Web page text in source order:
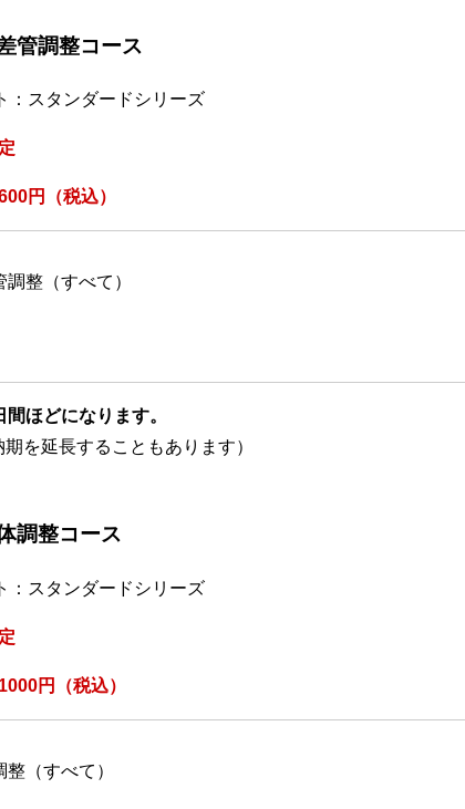
管調整コース
：スタンダードシリーズ
円（税込）
整（すべて）
ほどになります。
期を延長することもあります）
調整コース
：スタンダードシリーズ
円（税込）
（すべて）